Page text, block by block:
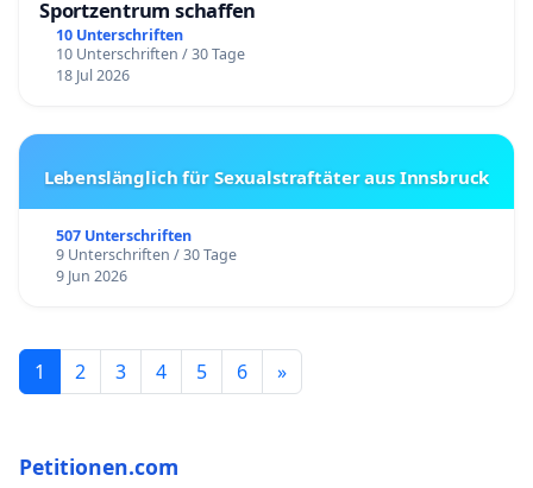
Sportzentrum schaffen
10 Unterschriften
10 Unterschriften / 30 Tage
18 Jul 2026
Lebenslänglich für Sexualstraftäter aus Innsbruck
507 Unterschriften
9 Unterschriften / 30 Tage
9 Jun 2026
1 2 3 4 5 6 »
Petitionen.com